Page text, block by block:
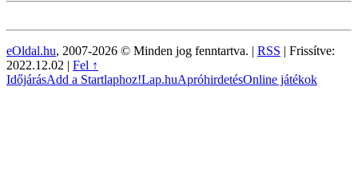
eOldal.hu, 2007-2026 © Minden jog fenntartva. | RSS | Frissítve:
2022.12.02 | Fel ↑
IdőjárásAdd a Startlaphoz!Lap.huApróhirdetésOnline játékok